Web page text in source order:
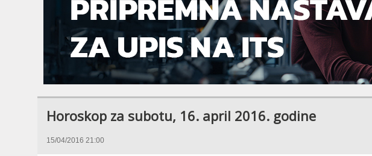
Horoskop za subotu, 16. april 2016. godine
15/04/2016 21:00